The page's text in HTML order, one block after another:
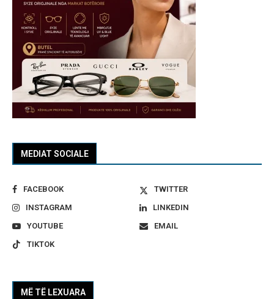
MEDIAT SOCIALE
FACEBOOK
TWITTER
INSTAGRAM
LINKEDIN
YOUTUBE
EMAIL
TIKTOK
MË TË LEXUARA